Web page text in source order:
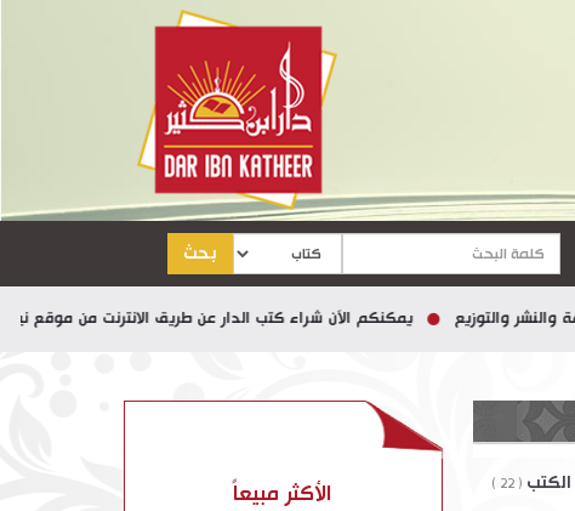
بحث
يمكنكم الآن شراء كتب الدار عن طريق الانترنت من موقع نيل وفرات
( 22 ) الأكثر مبيعاً